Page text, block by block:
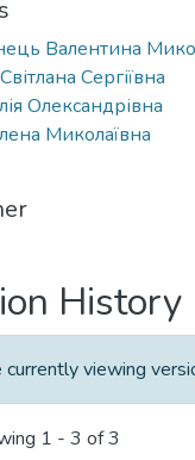
Валентина
Сергіївна
Олександрівна
Миколаївна
History
currently viewing
1 - 3 of 3